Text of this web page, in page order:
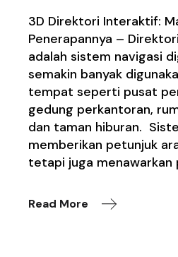
3D Direktori Interaktif:
Penerapannya –
adalah sistem navigasi
semakin banyak
tempat seperti pusat
gedung perkantoran,
dan taman hiburan.
memberikan petunjuk
tetapi juga menawarkan
Read More